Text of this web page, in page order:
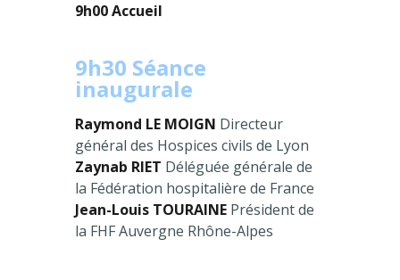
9h00 Accueil
9h30 Séance
inaugurale
Raymond LE MOIGN Directeur
général des Hospices civils de Lyon
Zaynab RIET Déléguée générale de
la Fédération hospitalière de France
Jean-Louis TOURAINE Président de
la FHF Auvergne Rhône-Alpes